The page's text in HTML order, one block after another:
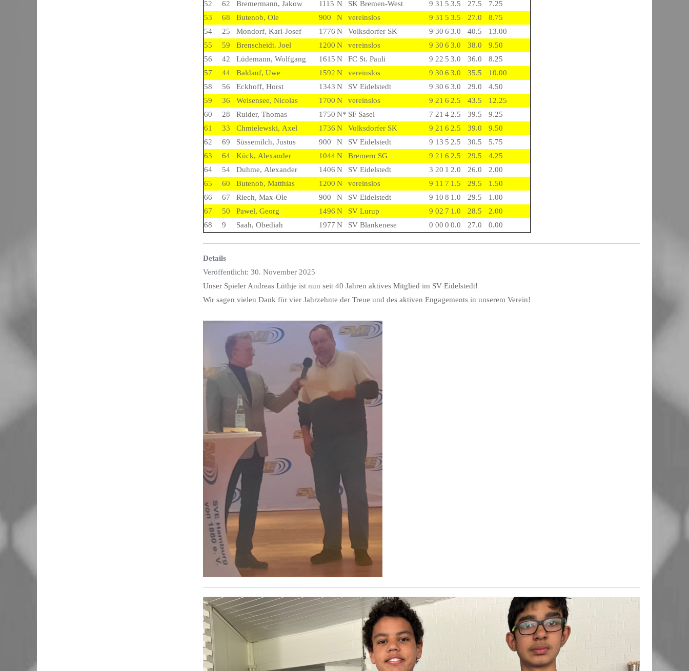
52
62 Bremermann, Jakow 1115 N SK Bremen-West 9 31 5 3.5 27.5
7.25
53
68 Butenob, Ole 900 N vereinslos 9 31 5 3.5 27.0
8.75
54
25 Mondorf, Karl-Josef 1776 N Volksdorfer SK 9 30 6 3.0 40.5
13.00
55
59 Brenscheidt. Joel 1200 N vereinslos 9 30 6 3.0 38.0
9.50
56
42 Lüdemann, Wolfgang 1615 N FC St. Pauli 9 22 5 3.0 36.0
8.25
57
44 Baldauf, Uwe 1592 N vereinslos 9 30 6 3.0 35.5
10.00
58
56 Eckhoff, Horst 1343 N SV Eidelstedt 9 30 6 3.0 29.0
4.50
59
36 Weisensee, Nicolas 1700 N vereinslos 9 21 6 2.5 43.5
12.25
60
28 Ruider, Thomas 1750 N* SF Sasel 7 21 42.5 39.5
9.25
61
33 Chmielewski, Axel 1736 N Volksdorfer SK 9 21 6 2.5 39.0
9.50
62
69 Süssemilch, Justus 900 N SV Eidelstedt 9 13 5 2.5 30.5
5.75
63
64 Kück, Alexander 1044N Bremern SG 9 21 6 2.5 29.5
4.25
64
54 Duhme, Alexander 1406 N SV Eidelstedt 3 20 1 2.0 26.0
2.00
65
60 Butenob, Matthias 1200 N vereinslos 9 11 7 1.5 29.5
1.50
66
67 Riech, Max-Ole 900 N SV Eidelstedt 9 10 8 1.0 29.5
1.00
67
50 Pawel, Georg 1496 N SV Lurup 9 02 7 1.0 28.5
2.00
68
9 Saah, Obediah 1977 N SV Blankenese 0 00 0 0.0 27.0 0.00
Details
Veröffentlicht: 30. November 2025
Unser Spieler Andreas Lüthje ist nun seit 40 Jahren aktives Mitglied im SV Eidelstedt!
Wir sagen vielen Dank für vier Jahrzehnte der Treue und des aktiven Engagements in unserem Verein!